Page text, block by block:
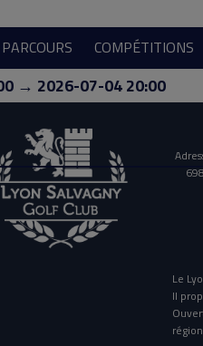
PARCOURS COMPÉTITIONS
→ 2026-07-04 20:00
Le
Il